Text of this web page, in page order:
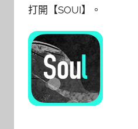
打開【SOUI】。